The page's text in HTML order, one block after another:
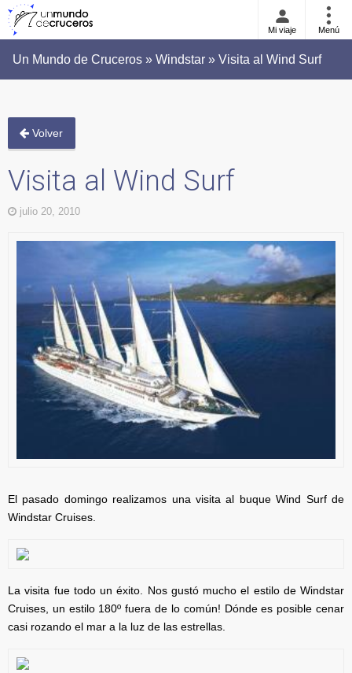
Mi viaje Menú
Un Mundo de Cruceros » Windstar » Visita al Wind Surf
Volver
Visita al Wind Surf
julio 20, 2010
El pasado domingo realizamos una visita al buque Wind Surf de
Windstar Cruises.
La visita fue todo un éxito. Nos gustó mucho el estilo de Windstar
Cruises, un estilo 180º fuera de lo común! Dónde es posible cenar
casi rozando el mar a la luz de las estrellas.